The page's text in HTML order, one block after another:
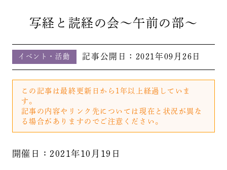
写経と読経の会～午前の部～
イベント・活動 記事公開日： 2021年09月26日
この記事は最終更新日から1年以上経過していま
す。
記事の内容やリンク先については現在と状況が異な
る場合がありますのでご注意ください。
開催日：2021年10月19日